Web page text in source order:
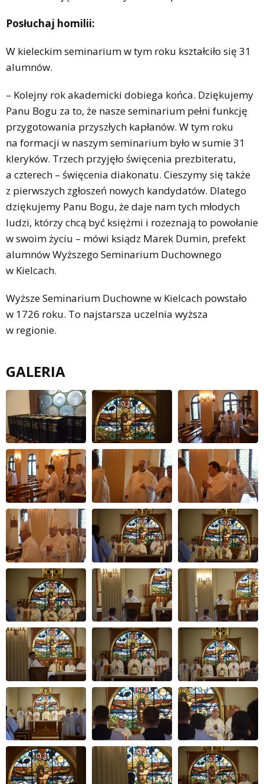
Posłuchaj homilii:
W kieleckim seminarium w tym roku kształciło się 31
alumnów.
– Kolejny rok akademicki dobiega końca. Dziękujemy
Panu Bogu za to, że nasze seminarium pełni funkcję
przygotowania przyszłych kapłanów. W tym roku
na formacji w naszym seminarium było w sumie 31
kleryków. Trzech przyjęło święcenia prezbiteratu,
a czterech – święcenia diakonatu. Cieszymy się także
z pierwszych zgłoszeń nowych kandydatów. Dlatego
dziękujemy Panu Bogu, że daje nam tych młodych
ludzi, którzy chcą być księżmi i rozeznają to powołanie
w swoim życiu – mówi ksiądz Marek Dumin, prefekt
alumnów Wyższego Seminarium Duchownego
w Kielcach.
Wyższe Seminarium Duchowne w Kielcach powstało
w 1726 roku. To najstarsza uczelnia wyższa
w regionie.
GALERIA